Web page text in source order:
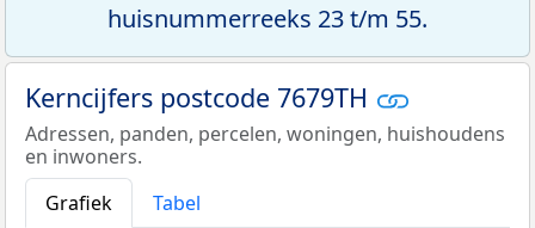
huisnummerreeks 23 t/m 55.
Kerncijfers postcode 7679TH
Adressen, panden, percelen, woningen, huishoudens
en inwoners.
Grafiek
Tabel